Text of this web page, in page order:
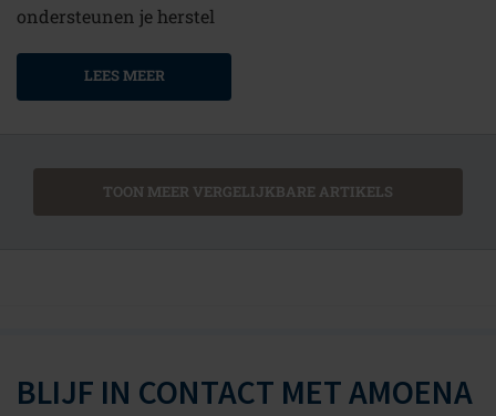
ondersteunen je herstel
LEES MEER
TOON MEER VERGELIJKBARE ARTIKELS
BLIJF IN CONTACT MET AMOENA